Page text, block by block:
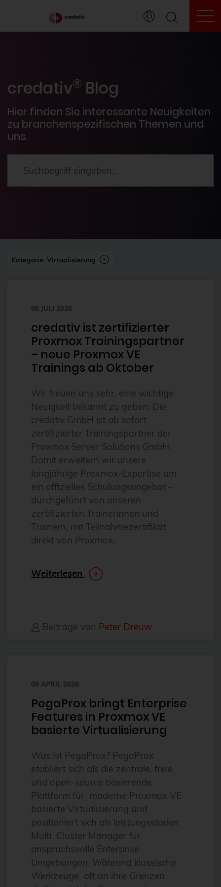
credativ® Blog
Hier finden Sie interessante Neuigkeiten
zu branchenspezifischen Themen und
uns.
Veranstaltungen
PostgreSQL®
2FA
Abonnement
Alpin
Alternativen
Amazon FSx
anleitung
Ansible Community Proxmox
Ansible-Modul
AnsibleFest
Antivirus
Apache
Apache Guacamole
apachekafka®
API-Integration
AppArmor
Automatisierung
Azure
bhyve
bitnami
BSD
BSP
Bug Squashing Party
Buildah
bullseye
busan
buster
cadence
Call for papers
Cassandra
Kategorie: Virtualisierung
06 JULI 2026
credativ ist zertifizierter
Proxmox Trainingspartner
– neue Proxmox VE
Trainings ab Oktober
Wir freuen uns sehr, eine wichtige
Neuigkeit bekannt zu geben: Die
credativ GmbH ist ab sofort
zertifizierter Trainingspartner der
Proxmox Server Solutions GmbH.
Damit erweitern wir unsere
langjährige Proxmox-Expertise um
ein offizielles Schulungsangebot –
durchgeführt von unseren
zertifizierten Trainerinnen und
Trainern, mit Teilnahmezertifikat
direkt von Proxmox.
Weiterlesen
Beiträge von Peter Dreuw
09 APRIL 2026
PegaProx bringt Enterprise
Features in Proxmox VE
basierte Virtualisierung
Was ist PegaProx? PegaProx
etabliert sich als die zentrale, freie
und open-source basierende
Plattform für moderne Proxmox VE
basierte Virtualisierung und
positioniert sich als leistungsstarker
Multi Cluster Manager für
anspruchsvolle Enterprise
Umgebungen. Während klassische
Werkzeuge oft an ihre Grenzen